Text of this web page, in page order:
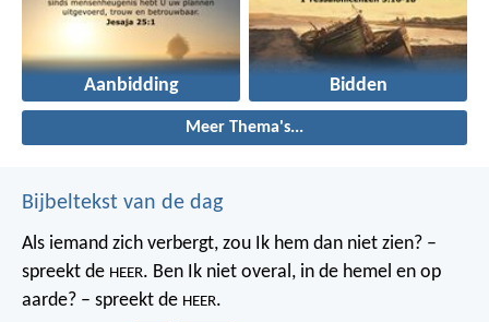
Aanbidding Bidden
Meer Thema's...
Bijbeltekst van de dag
Als iemand zich verbergt, zou Ik hem dan niet zien? –
spreekt de HEER. Ben Ik niet overal, in de hemel en op
aarde? – spreekt de HEER.